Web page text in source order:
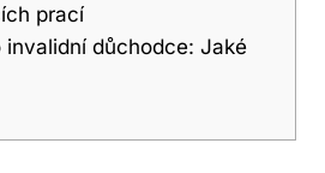
prací
invalidní ‌důchodce: ⁢Jaké